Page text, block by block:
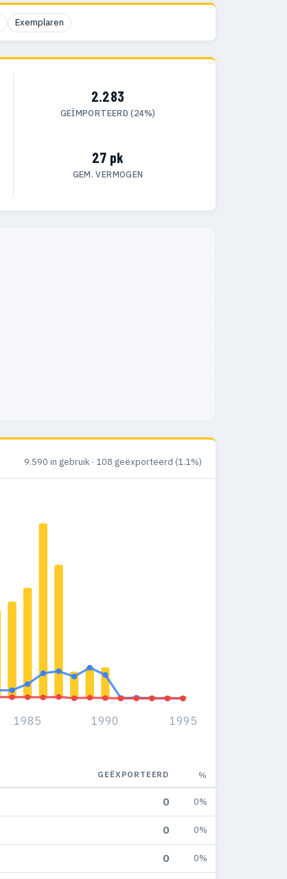
Exemplaren
2.283
GEÏMPORTEERD (24%)
27 pk
GEM. VERMOGEN
9.590 in gebruik · 108 geëxporteerd (1.1%)
1985 1990 1995
GEËXPORTEERD %
0 0%
0 0%
0 0%